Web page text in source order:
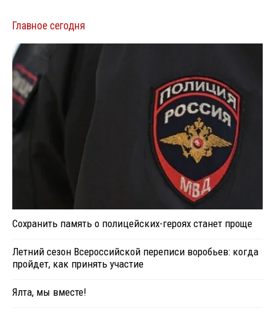
Главное сегодня
Сохранить память о полицейских-героях станет проще
Летний сезон Всероссийской переписи воробьев: когда
пройдет, как принять участие
Ялта, мы вместе!